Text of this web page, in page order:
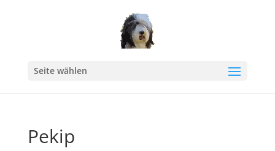
Seite wählen
Pekip